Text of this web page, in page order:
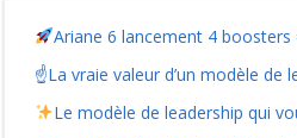
Ariane 6 lancement 4
☝️La vraie valeur d’un modèle de
Le modèle de leadership qui